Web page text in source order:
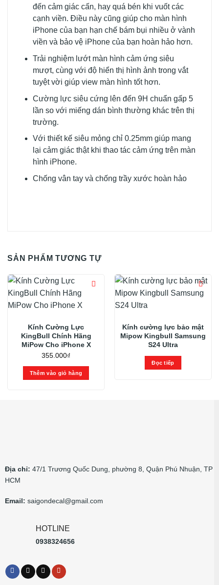
đến cảm giác cấn, hay quá bén khi vuốt các
cạnh viền. Điều này cũng giúp cho màn hình
iPhone của bạn hạn chế bám bụi nhiều ở vành
viền và bảo vệ iPhone của bạn hoàn hảo hơn.
Trải nghiệm lướt màn hình cảm ứng siêu
mượt, cùng với độ hiển thị hình ảnh trong vắt
tuyệt vời giúp view màn hình tốt hơn.
Cường lực siêu cứng lên đến 9H chuẩn gấp 5
lần so với miếng dán bình thường khác trên thị
trường.
Với thiết kế siêu mỏng chỉ 0.25mm giúp mang
lại cảm giác thật khi thao tác cảm ứng trên màn
hình iPhone.
Chống vân tay và chống trầy xước hoàn hảo
SẢN PHẨM TƯƠNG TỰ
Kính Cường Lực
KingBull Chính Hãng
MiPow Cho iPhone X
355.000₫
Thêm vào giỏ hàng
Kính cường lực bảo mật
Mipow Kingbull Samsung
S24 Ultra
Đọc tiếp
Địa chỉ: 47/1 Trương Quốc Dung, phường 8, Quận Phú Nhuận, TP
HCM
Email: saigondecal@gmail.com
HOTLINE
0938324656